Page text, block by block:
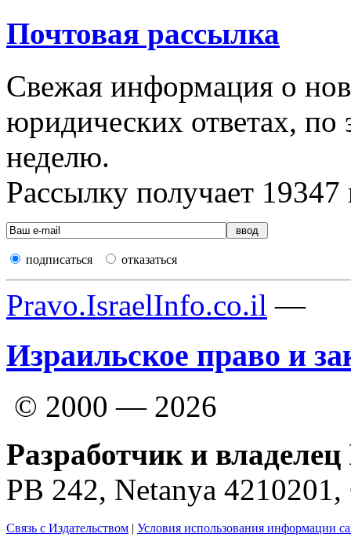
Почтовая рассылка
Свежая информация о
юридических ответах, по
неделю.
Рассылку получает 19347
подписаться отказаться
Pravo.IsraelInfo.co.il —
Израильское право и
© 2000 — 2026
Разработчик и
PB 242, Netanya
Связь с Издательством | Условия использования информации